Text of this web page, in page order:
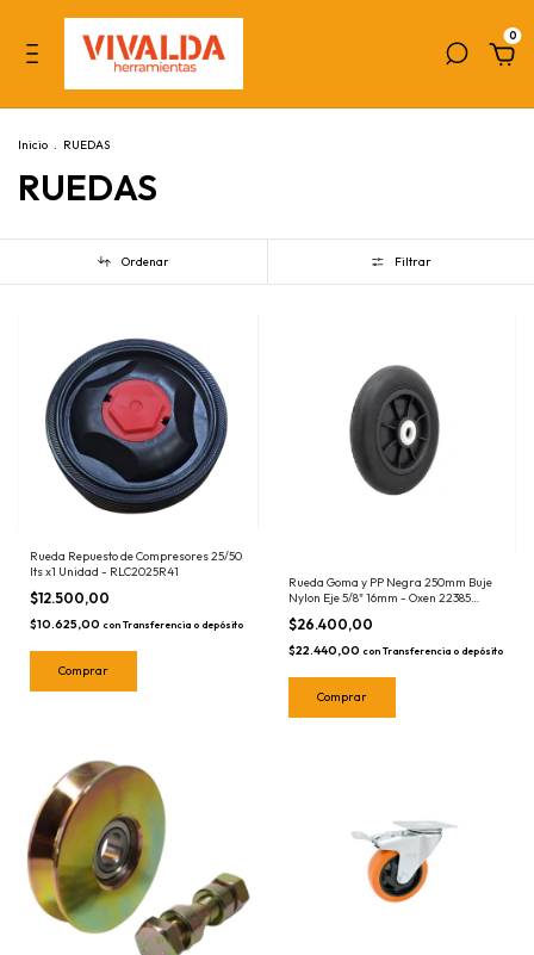
0
Inicio . RUEDAS
RUEDAS
Ordenar Filtrar
Rueda Repuesto de Compresores 25/50
lts x1 Unidad - RLC2025R41
$12.500,00
$10.625,00 con Transferencia o depósito
Rueda Goma y PP Negra 250mm Buje
Nylon Eje 5/8" 16mm - Oxen 22385
Carro Zorra
$26.400,00
$22.440,00 con Transferencia o depósito